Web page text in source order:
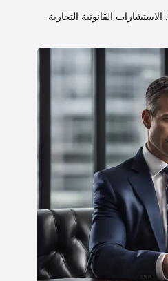
الاستشارات القانونية التجارية